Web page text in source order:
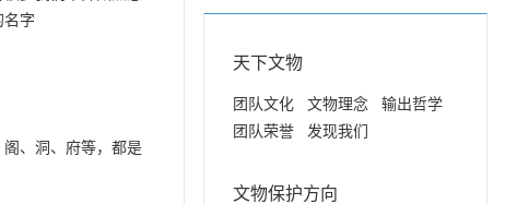
名字
、洞、府等，都是
天下文物
团队文化 文物理念
输出哲学
团队荣誉
发现我们
文物保护方向